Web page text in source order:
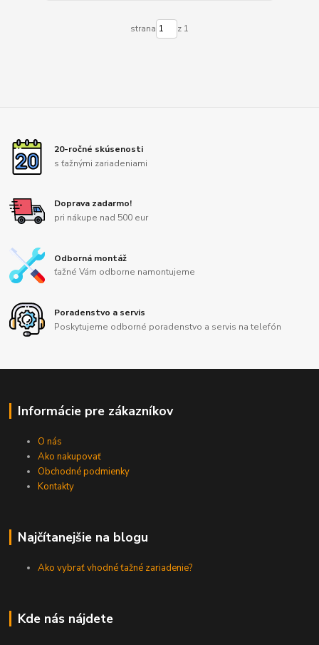
strana z 1
20-ročné skúsenosti
s ťažnými zariadeniami
Doprava zadarmo!
pri nákupe nad 500 eur
Odborná montáž
ťažné Vám odborne namontujeme
Poradenstvo a servis
Poskytujeme odborné poradenstvo a servis na telefón
Informácie pre zákazníkov
O nás
Ako nakupovať
Obchodné podmienky
Kontakty
Najčítanejšie na blogu
Ako vybrať vhodné ťažné zariadenie?
Kde nás nájdete